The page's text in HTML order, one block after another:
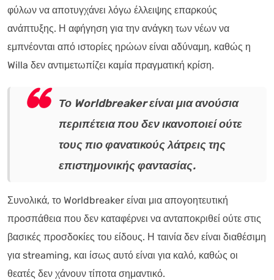
φύλων να αποτυγχάνει λόγω έλλειψης επαρκούς
ανάπτυξης. Η αφήγηση για την ανάγκη των νέων να
εμπνέονται από ιστορίες ηρώων είναι αδύναμη, καθώς η
Willa δεν αντιμετωπίζει καμία πραγματική κρίση.
Το Worldbreaker είναι μια ανούσια
περιπέτεια που δεν ικανοποιεί ούτε
τους πιο φανατικούς λάτρεις της
επιστημονικής φαντασίας.
Συνολικά, το Worldbreaker είναι μια απογοητευτική
προσπάθεια που δεν καταφέρνει να ανταποκριθεί ούτε στις
βασικές προσδοκίες του είδους. Η ταινία δεν είναι διαθέσιμη
για streaming, και ίσως αυτό είναι για καλό, καθώς οι
θεατές δεν χάνουν τίποτα σημαντικό.